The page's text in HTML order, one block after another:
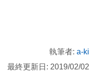
執筆者: a-ki
最終更新日: 2019/02/02